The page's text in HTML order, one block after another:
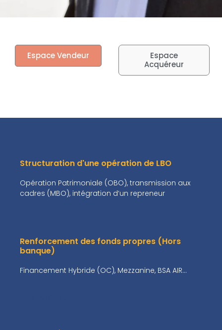
Espace Vendeur
Espace
Acquéreur
Structuration d'une opération de LBO
Opération Patrimoniale (OBO), transmission aux
cadres (MBO), intégration d’un repreneur
Renforcement des fonds propres (Hors
banque)
Financement Hybride (OC), Mezzanine, BSA AIR…